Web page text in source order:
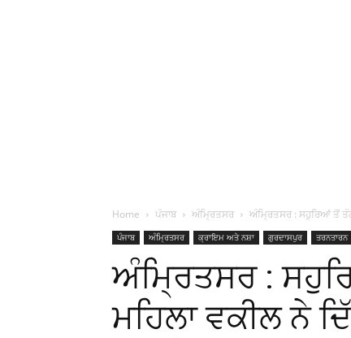
Home ਪੰਜਾਬ ਅੰਮ੍ਰਿਤਸਰ ਅੰਮ੍ਰਿਤਸਰ : ਸਹੁਰਿਆਂ ਤੋਂ
ਪੰਜਾਬ ਅੰਮ੍ਰਿਤਸਰ ਕ੍ਰਾਇਮ ਅਤੇ ਨਸ਼ਾ ਗੁਰਦਾਸਪੁਰ ਤਰਨਤਾਰਨ
ਅੰਮ੍ਰਿਤਸਰ :
ਮਹਿਲਾ ਵਕੀਲ ਨੇ